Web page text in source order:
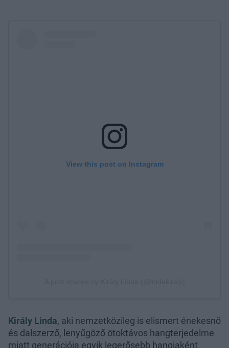
Király Linda, aki nemzetközileg is elismert énekesnő
és dalszerző, lenyűgöző ötoktávos hangterjedelme
miatt generációja egyik legerősebb hangjaként